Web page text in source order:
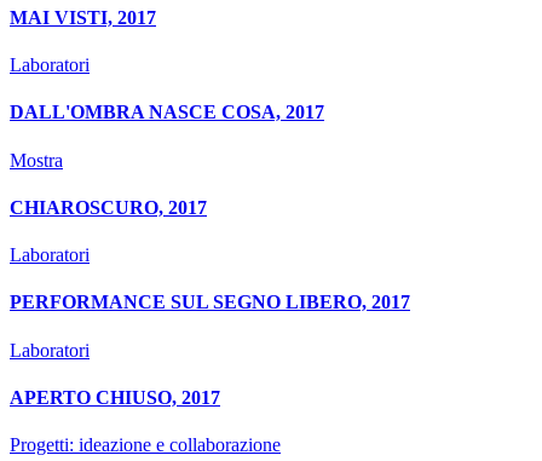
MAI VISTI, 2017
Laboratori
DALL'OMBRA NASCE COSA, 2017
Mostra
CHIAROSCURO, 2017
Laboratori
PERFORMANCE SUL SEGNO LIBERO, 2017
Laboratori
APERTO CHIUSO, 2017
Progetti: ideazione e collaborazione